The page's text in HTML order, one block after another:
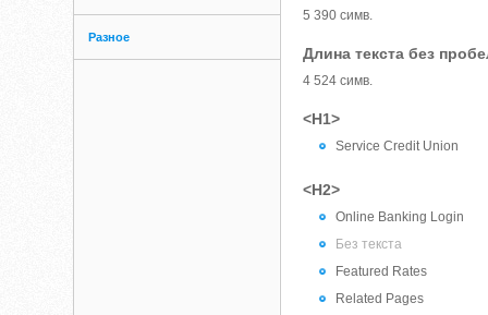
Разное
5 390 симв.
Длина текста без
4 524 симв.
<H1>
Service Credit Union
<H2>
Online Banking Login
Без текста
Featured Rates
Related Pages